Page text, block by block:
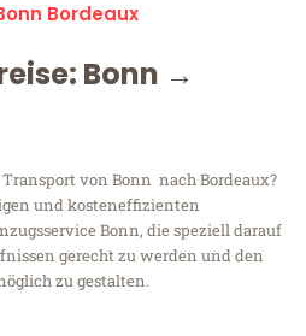
Bordeaux
Bonn →
von Bonn nach Bordeaux?
und kosteneffizienten
Bonn, die speziell darauf
gerecht zu werden und den
zu gestalten.